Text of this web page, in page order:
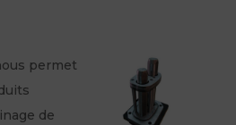
permet
de